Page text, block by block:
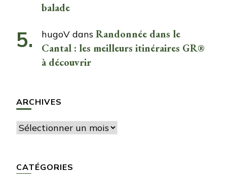
balade
hugoV dans Randonnée dans le
Cantal : les meilleurs itinéraires GR®
à découvrir
ARCHIVES
Archives
CATÉGORIES